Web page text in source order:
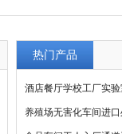
热门产品
酒店餐厅学校工厂实
通道
养殖场无害化车间进